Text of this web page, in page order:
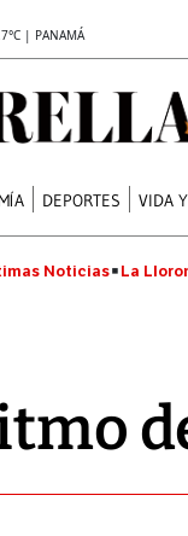
| PANAMÁ
DEPORTES VIDA
Noticias La